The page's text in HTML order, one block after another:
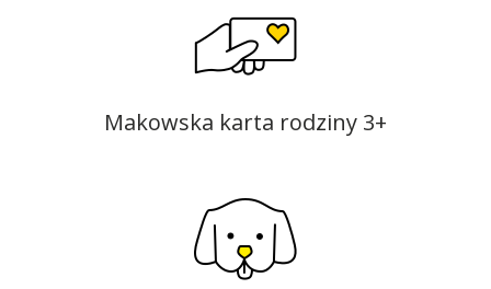
Makowska karta rodziny 3+